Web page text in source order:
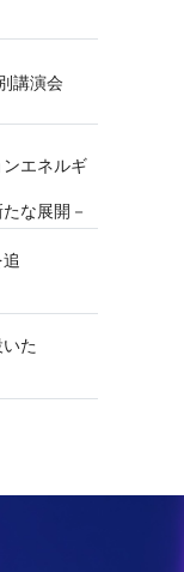
講 演 会
エネルギ
な展開－
た